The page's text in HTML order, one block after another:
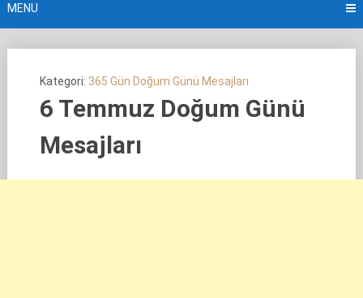
MENU
Kategori: 365 Gün Doğum Günü Mesajları
6 Temmuz Doğum Günü
Mesajları